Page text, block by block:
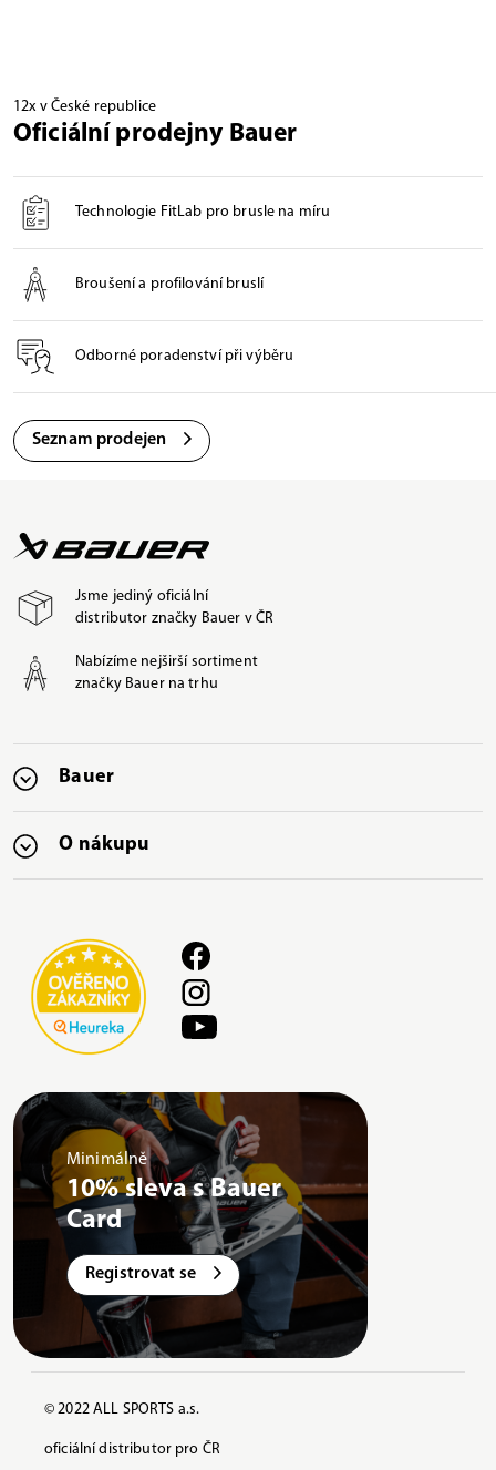
12x v České republice
Oficiální prodejny Bauer
Technologie FitLab pro brusle na míru
Broušení a profilování bruslí
Odborné poradenství při výběru
Seznam prodejen
Jsme jediný oficiální
distributor značky Bauer v ČR
Nabízíme nejširší sortiment
značky Bauer na trhu
Bauer
O nákupu
Minimálně
10% sleva s Bauer
Card
Registrovat se
© 2022 ALL SPORTS a.s.
oficiální distributor pro ČR